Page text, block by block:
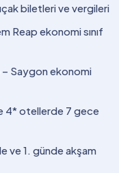
biletleri ve vergileri
Reap ekonomi sınıf
– Saygon ekonomi
4* otellerde 7 gece
ve 1. günde akşam